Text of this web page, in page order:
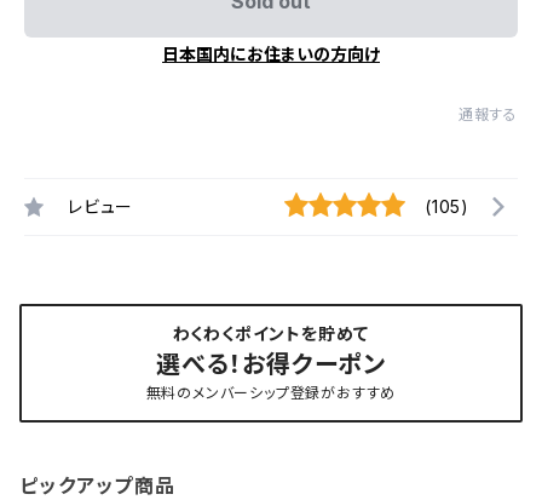
日本国内にお住まいの方向け
通報する
レビュー (105)
わくわくポイントを貯めて
選べる！お得クーポン
無料のメンバーシップ登録がおすすめ
ピックアップ商品